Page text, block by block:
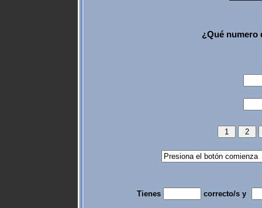
¿Qué numero
Tienes correcto/s y